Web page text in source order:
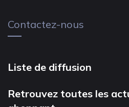
Contactez-nous
Liste de diffusion
Retrouvez toutes les